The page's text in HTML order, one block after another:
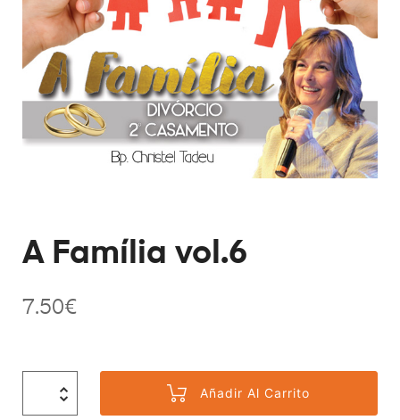
A Família vol.6
7.50€
Añadir Al Carrito